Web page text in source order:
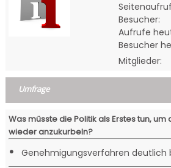
Besucher:
Aufrufe
Besucher
Mitglieder:
Umfrage
Was müsste die Politik als Erstes tun,
wieder anzukurbeln?
• Genehmigungsverfahren deutlich